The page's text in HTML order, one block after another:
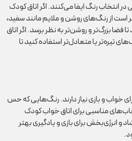
در انتخاب رنگ ایفا می‌کنند. اگر اتاق کودک
است از رنگ‌های روشن و ملایم مانند سفید،
فضا بزرگ‌تر و روشن‌تر به نظر برسد. اگر اتاق
تیره‌تر یا متعادل‌تر استفاده کنید تا
خواب و بازی نیاز دارند. رنگ‌هایی که حس
مناسبی برای اتاق خواب کودک
انرژی‌بخش برای بازی و یادگیری بهتر